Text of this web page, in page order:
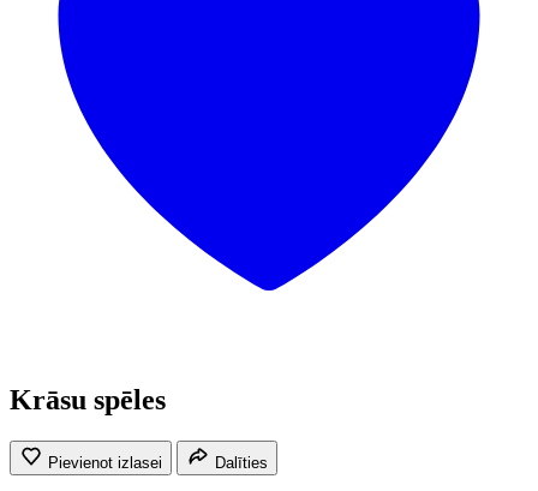
Krāsu spēles
Pievienot izlasei Dalīties